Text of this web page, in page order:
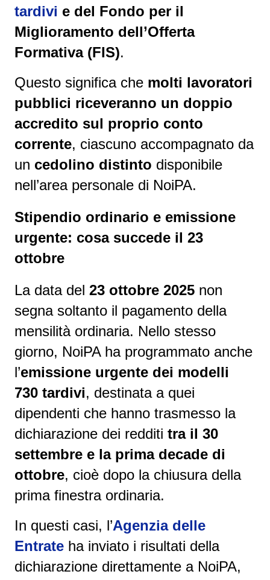
tardivi e del Fondo per il
Miglioramento dell’Offerta
Formativa (FIS).
Questo significa che molti lavoratori
pubblici riceveranno un doppio
accredito sul proprio conto
corrente, ciascuno accompagnato da
un cedolino distinto disponibile
nell’area personale di NoiPA.
Stipendio ordinario e emissione
urgente: cosa succede il 23
ottobre
La data del 23 ottobre 2025 non
segna soltanto il pagamento della
mensilità ordinaria. Nello stesso
giorno, NoiPA ha programmato anche
l’emissione urgente dei modelli
730 tardivi, destinata a quei
dipendenti che hanno trasmesso la
dichiarazione dei redditi tra il 30
settembre e la prima decade di
ottobre, cioè dopo la chiusura della
prima finestra ordinaria.
In questi casi, l’Agenzia delle
Entrate ha inviato i risultati della
dichiarazione direttamente a NoiPA,